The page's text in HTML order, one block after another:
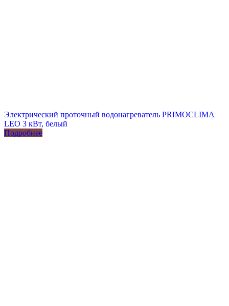
Электрический проточный водонагреватель PRIMOCLIMA
LEO 3 кВт, белый
Подробнее